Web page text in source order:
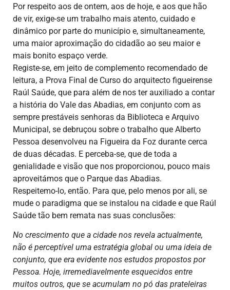
Por respeito aos de ontem, aos de hoje, e aos que hão
de vir, exige-se um trabalho mais atento, cuidado e
dinâmico por parte do município e, simultaneamente,
uma maior aproximação do cidadão ao seu maior e
mais bonito espaço verde.
Registe-se, em jeito de complemento recomendado de
leitura, a Prova Final de Curso do arquitecto figueirense
Raúl Saúde, que para além de nos ter auxiliado a contar
a história do Vale das Abadias, em conjunto com as
sempre prestáveis senhoras da Biblioteca e Arquivo
Municipal, se debruçou sobre o trabalho que Alberto
Pessoa desenvolveu na Figueira da Foz durante cerca
de duas décadas. E perceba-se, que de toda a
genialidade e visão que nos proporcionou, pouco mais
aproveitámos que o Parque das Abadias.
Respeitemo-lo, então. Para que, pelo menos por ali, se
mude o paradigma que se instalou na cidade e que Raúl
Saúde tão bem remata nas suas conclusões:
No crescimento que a cidade nos revela actualmente,
não é perceptível uma estratégia global ou uma ideia de
conjunto, que era evidente nos estudos propostos por
Pessoa. Hoje, irremediavelmente esquecidos entre
muitos outros, que se acumulam no pó das prateleiras